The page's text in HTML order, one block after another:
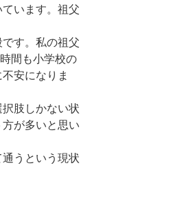
います。祖父
す。私の祖父
間も小学校の
安になりま
肢しかない状
が多いと思い
うという現状